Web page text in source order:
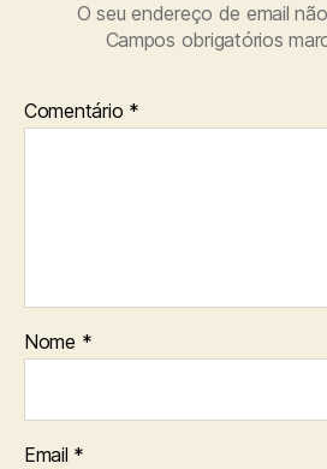
O seu endereço de email
Campos obrigatórios
Comentário *
Nome *
Email *